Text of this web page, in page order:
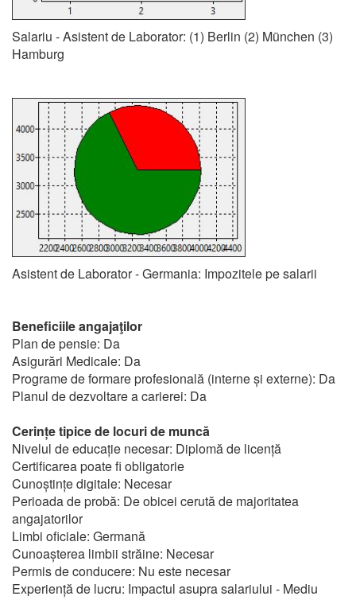
Salariu - Asistent de Laborator: (1) Berlin (2) München (3)
Hamburg
Asistent de Laborator - Germania: Impozitele pe salarii
Beneficiile angajaţilor
Plan de pensie: Da
Asigurări Medicale: Da
Programe de formare profesională (interne și externe): Da
Planul de dezvoltare a carierei: Da
Cerințe tipice de locuri de muncă
Nivelul de educație necesar: Diplomă de licență
Certificarea poate fi obligatorie
Cunoștințe digitale: Necesar
Perioada de probă: De obicei cerută de majoritatea
angajatorilor
Limbi oficiale: Germană
Cunoașterea limbii străine: Necesar
Permis de conducere: Nu este necesar
Experiență de lucru: Impactul asupra salariului - Mediu